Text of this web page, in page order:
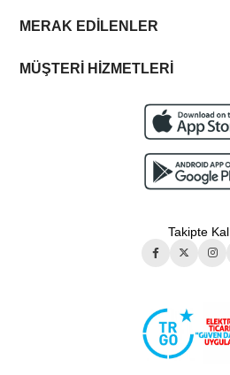
MERAK EDİLENLER
MÜŞTERİ HİZMETLERİ
Takipte Kal